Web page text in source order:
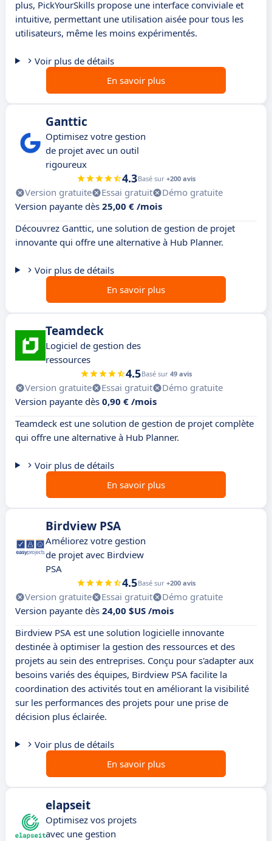
plus, PickYourSkills propose une interface conviviale et
intuitive, permettant une utilisation aisée pour tous les
utilisateurs, même les moins expérimentés.
Voir plus de détails
En savoir plus
Ganttic
Optimisez votre gestion
de projet avec un outil
rigoureux
4.3Basé sur +200 avis
Version gratuite Essai gratuit
Démo gratuite
Version payante dès 25,00 € /mois
Découvrez Ganttic, une solution de gestion de projet
innovante qui offre une alternative à Hub Planner.
Voir plus de détails
En savoir plus
Teamdeck
Logiciel de gestion des
ressources
4.5Basé sur 49 avis
Version gratuite Essai gratuit
Démo gratuite
Version payante dès 0,90 € /mois
Teamdeck est une solution de gestion de projet complète
qui offre une alternative à Hub Planner.
Voir plus de détails
En savoir plus
Birdview PSA
Améliorez votre gestion
de projet avec Birdview
PSA
4.5Basé sur +200 avis
Version gratuite Essai gratuit
Démo gratuite
Version payante dès 24,00 $US /mois
Birdview PSA est une solution logicielle innovante
destinée à optimiser la gestion des ressources et des
projets au sein des entreprises. Conçu pour s'adapter aux
besoins variés des équipes, Birdview PSA facilite la
coordination des activités tout en améliorant la visibilité
sur les performances des projets pour une prise de
décision plus éclairée.
Voir plus de détails
En savoir plus
elapseit
Optimisez vos projets
avec une gestion